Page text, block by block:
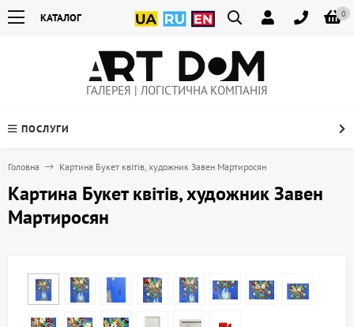
0
КАТАЛОГ
ГАЛЕРЕЯ | ЛОГІСТИЧНА КОМПАНІЯ
ПОСЛУГИ
Головна Картина Букет квітів, художник Завен Мартиросян
Картина Букет квітів, художник Завен
Мартиросян